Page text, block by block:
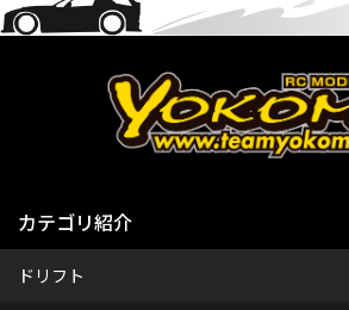
カテゴリ紹介
ドリフト